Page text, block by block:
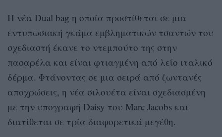
Η νέα Dual bag η οποία προστίθεται σε μια
εντυπωσιακή γκάμα εμβληματικών τσαντών του
σχεδιαστή έκανε το ντεμπούτο της στην
πασαρέλα και είναι φτιαγμένη από λείο ιταλικό
δέρμα. Φτάνοντας σε μια σειρά από ζωντανές
αποχρώσεις, η νέα σιλουέτα είναι σχεδιασμένη
με την υπογραφή Daisy του Marc Jacobs και
διατίθεται σε τρία διαφορετικά μεγέθη.